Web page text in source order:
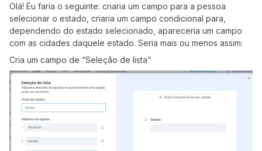
Olá! Eu faria o seguinte: criaria um campo para a pessoa
selecionar o estado, criaria um campo condicional para,
dependendo do estado selecionado, apareceria um campo
com as cidades daquele estado. Seria mais ou menos assim:
Cria um campo de “Seleção de lista”